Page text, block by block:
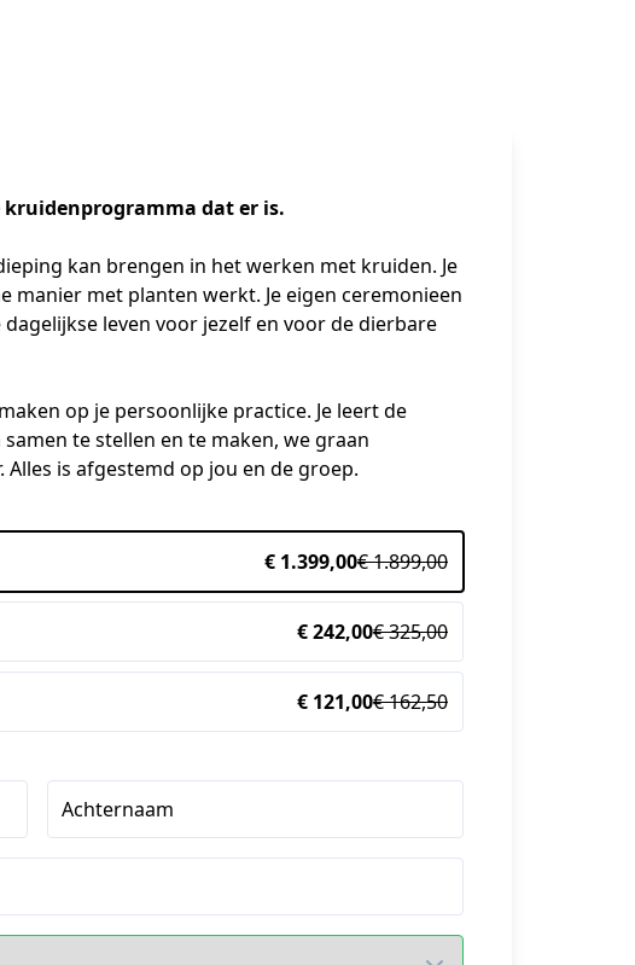
dat er is.
kan brengen in het werken met kruiden. Je
manier met planten werkt. Je eigen ceremonieen
leven voor jezelf en voor de dierbare
op je persoonlijke practice. Je leert de
te stellen en te maken, we graan
is afgestemd op jou en de groep.
€ 1.399,00€ 1.899,00
€ 242,00€ 325,00
€ 121,00€ 162,50
Achternaam